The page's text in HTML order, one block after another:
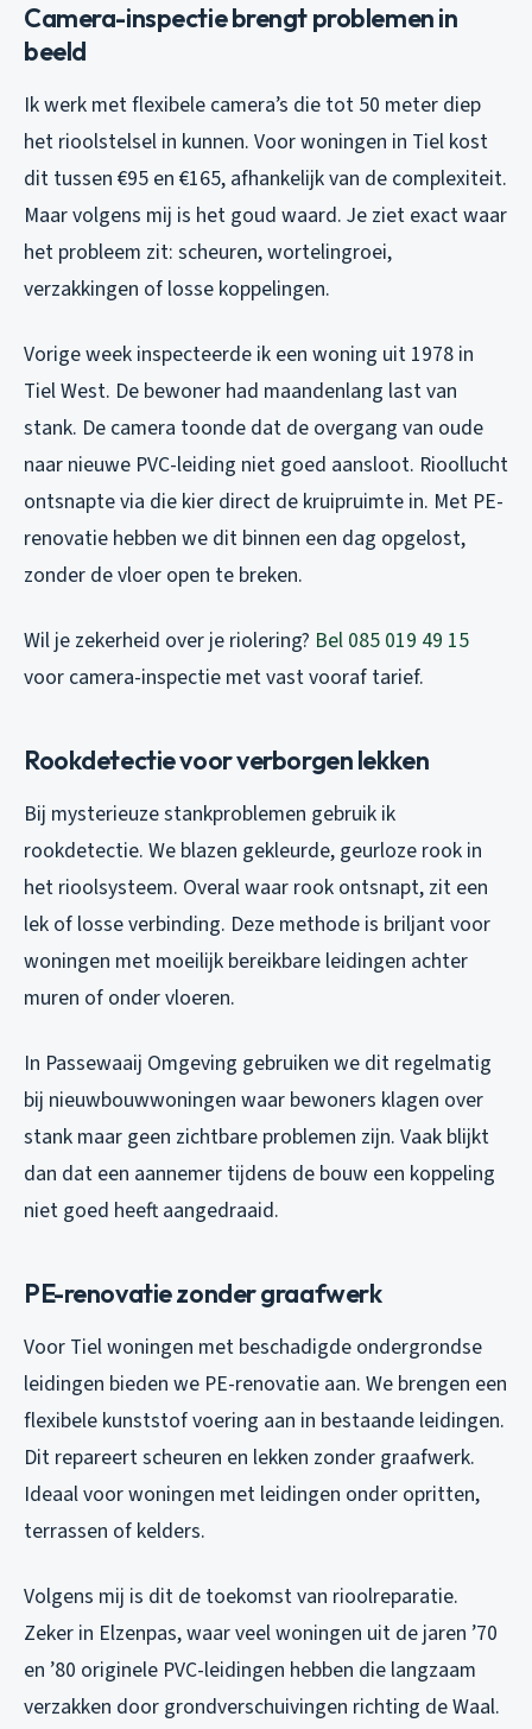
Camera-inspectie brengt problemen in
beeld
Ik werk met flexibele camera’s die tot 50 meter diep
het rioolstelsel in kunnen. Voor woningen in Tiel kost
dit tussen €95 en €165, afhankelijk van de complexiteit.
Maar volgens mij is het goud waard. Je ziet exact waar
het probleem zit: scheuren, wortelingroei,
verzakkingen of losse koppelingen.
Vorige week inspecteerde ik een woning uit 1978 in
Tiel West. De bewoner had maandenlang last van
stank. De camera toonde dat de overgang van oude
naar nieuwe PVC-leiding niet goed aansloot. Rioollucht
ontsnapte via die kier direct de kruipruimte in. Met PE-
renovatie hebben we dit binnen een dag opgelost,
zonder de vloer open te breken.
Wil je zekerheid over je riolering? Bel 085 019 49 15
voor camera-inspectie met vast vooraf tarief.
Rookdetectie voor verborgen lekken
Bij mysterieuze stankproblemen gebruik ik
rookdetectie. We blazen gekleurde, geurloze rook in
het rioolsysteem. Overal waar rook ontsnapt, zit een
lek of losse verbinding. Deze methode is briljant voor
woningen met moeilijk bereikbare leidingen achter
muren of onder vloeren.
In Passewaaij Omgeving gebruiken we dit regelmatig
bij nieuwbouwwoningen waar bewoners klagen over
stank maar geen zichtbare problemen zijn. Vaak blijkt
dan dat een aannemer tijdens de bouw een koppeling
niet goed heeft aangedraaid.
PE-renovatie zonder graafwerk
Voor Tiel woningen met beschadigde ondergrondse
leidingen bieden we PE-renovatie aan. We brengen een
flexibele kunststof voering aan in bestaande leidingen.
Dit repareert scheuren en lekken zonder graafwerk.
Ideaal voor woningen met leidingen onder opritten,
terrassen of kelders.
Volgens mij is dit de toekomst van rioolreparatie.
Zeker in Elzenpas, waar veel woningen uit de jaren ’70
en ’80 originele PVC-leidingen hebben die langzaam
verzakken door grondverschuivingen richting de Waal.